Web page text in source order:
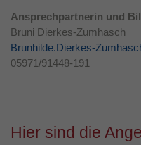
Ansprechpartnerin und
Bruni Dierkes-Zumhasch
Brunhilde.Dierkes-
05971/91448-191
Hier sind die